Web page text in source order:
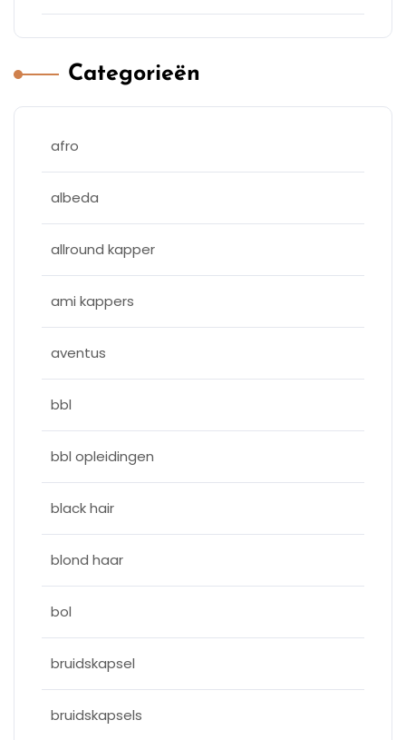
Categorieën
afro
albeda
allround kapper
ami kappers
aventus
bbl
bbl opleidingen
black hair
blond haar
bol
bruidskapsel
bruidskapsels